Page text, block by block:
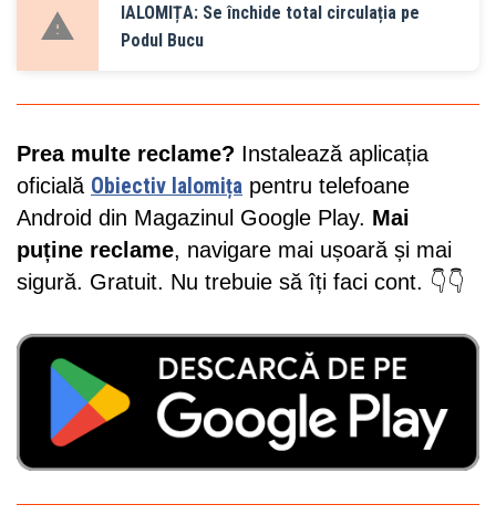
IALOMIȚA: Se închide total circulația pe
Podul Bucu
Prea multe reclame? Instalează aplicația
oficială Obiectiv Ialomița pentru telefoane
Android din Magazinul Google Play. Mai
puține reclame, navigare mai ușoară și mai
sigură. Gratuit. Nu trebuie să îți faci cont. 👇👇